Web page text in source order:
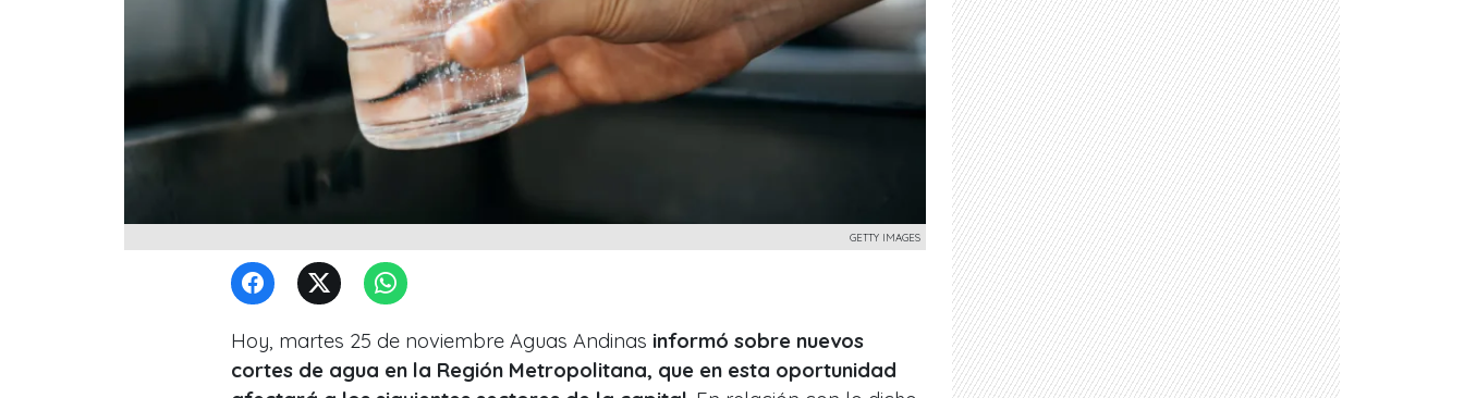
GETTY IMAGES
Hoy, martes 25 de noviembre Aguas Andinas informó sobre nuevos
cortes de agua en la Región Metropolitana, que en esta oportunidad